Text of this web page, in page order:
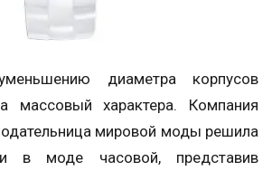
диаметра корпусов
массовый характера. Компания
мировой моды решила
в моде часовой, представив